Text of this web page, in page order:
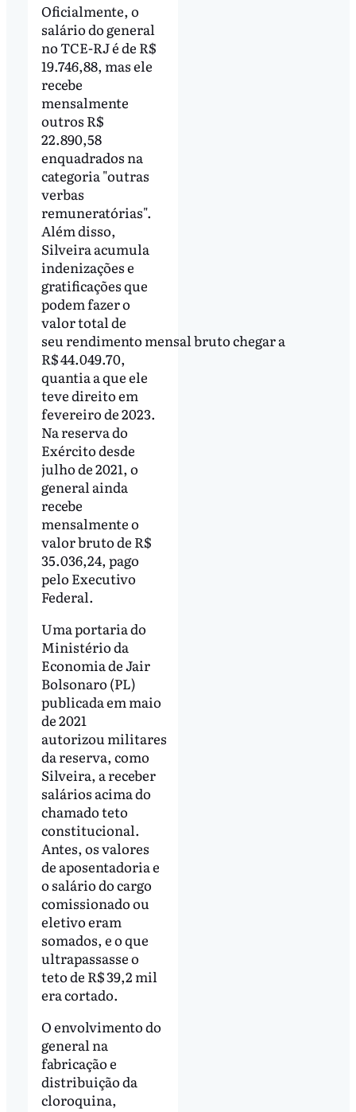
Oficialmente, o
salário do general
no TCE-RJ é de R$
19.746,88, mas ele
recebe
mensalmente
outros R$
22.890,58
enquadrados na
categoria "outras
verbas
remuneratórias".
Além disso,
Silveira acumula
indenizações e
gratificações que
podem fazer o
valor total de
seu rendimento mensal bruto chegar a
R$ 44.049.70,
quantia a que ele
teve direito em
fevereiro de 2023.
Na reserva do
Exército desde
julho de 2021, o
general ainda
recebe
mensalmente o
valor bruto de R$
35.036,24, pago
pelo Executivo
Federal.
Uma portaria do
Ministério da
Economia de Jair
Bolsonaro (PL)
publicada em maio
de 2021
autorizou militares
da reserva, como
Silveira, a receber
salários acima do
chamado teto
constitucional.
Antes, os valores
de aposentadoria e
o salário do cargo
comissionado ou
eletivo eram
somados, e o que
ultrapassasse o
teto de R$ 39,2 mil
era cortado.
O envolvimento do
general na
fabricação e
distribuição da
cloroquina,